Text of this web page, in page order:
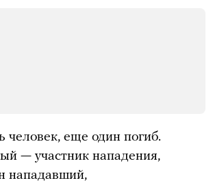
человек, еще один погиб.
— участник нападения,
нападавший,